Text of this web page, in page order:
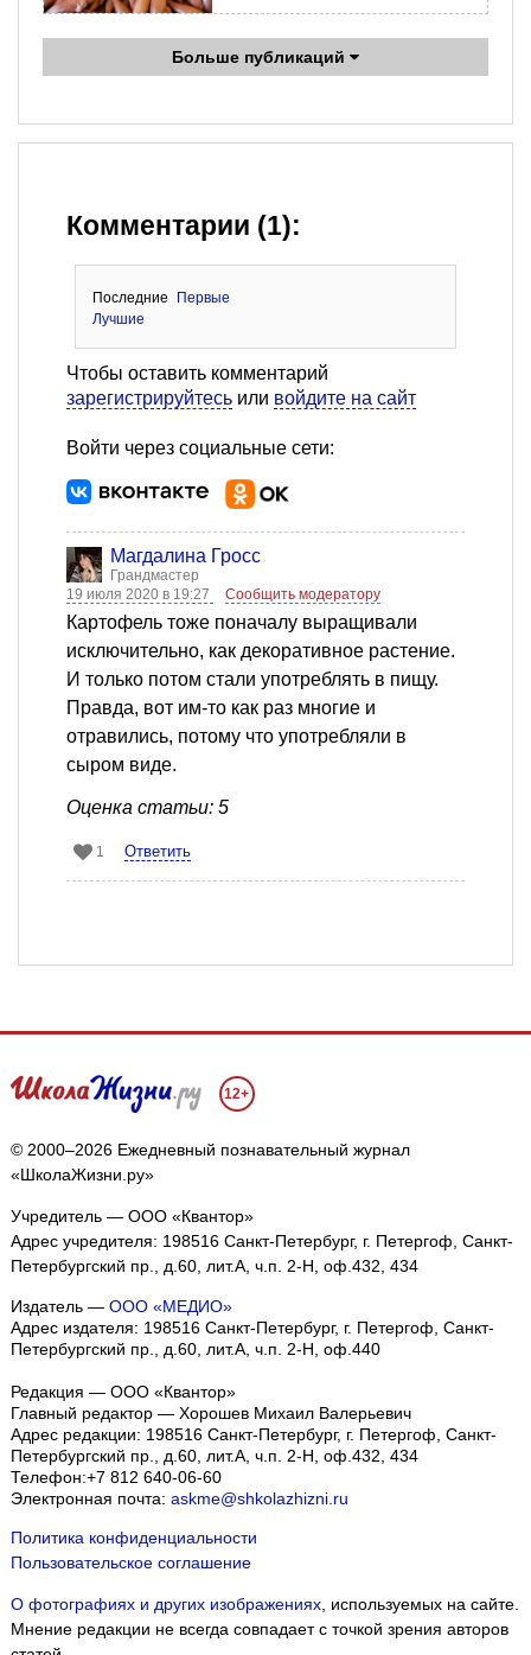
Больше публикаций
Комментарии (1):
Последние
Первые
Лучшие
Чтобы оставить комментарий
зарегистрируйтесь или войдите на сайт
Войти через социальные сети:
Магдалина Гросс
Грандмастер
19 июля 2020 в 19:27
Сообщить модератору
Картофель тоже поначалу выращивали
исключительно, как декоративное растение.
И только потом стали употреблять в пищу.
Правда, вот им-то как раз многие и
отравились, потому что употребляли в
сыром виде.
Оценка статьи: 5
1 Ответить
12+
© 2000–2026 Ежедневный познавательный журнал
«ШколаЖизни.ру»
Учредитель — ООО «Квантор»
Адрес учредителя: 198516 Санкт-Петербург, г. Петергоф, Санкт-
Петербургский пр., д.60, лит.А, ч.п. 2-Н, оф.432, 434
Издатель — ООО «МЕДИО»
Адрес издателя: 198516 Санкт-Петербург, г. Петергоф, Санкт-
Петербургский пр., д.60, лит.А, ч.п. 2-Н, оф.440
Редакция — ООО «Квантор»
Главный редактор — Хорошев Михаил Валерьевич
Адрес редакции: 198516 Санкт-Петербург, г. Петергоф, Санкт-
Петербургский пр., д.60, лит.А, ч.п. 2-Н, оф.432, 434
Телефон:+7 812 640-06-60
Электронная почта: askme@shkolazhizni.ru
Политика конфиденциальности
Пользовательское соглашение
О фотографиях и других изображениях, используемых на сайте.
Мнение редакции не всегда совпадает с точкой зрения авторов